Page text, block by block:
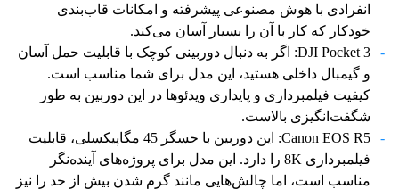
انفرادی با هوش مصنوعی پیشرفته و امکانات قاب‌بندی
خودکار که کار با آن را بسیار آسان می‌کند.
DJI Pocket 3: اگر به دنبال دوربینی کوچک با قابلیت حمل آسان
و گیمبال داخلی هستید، این مدل برای شما مناسب است.
کیفیت فیلمبرداری و پایداری ویدئوها در این دوربین به طور
شگفت‌انگیزی بالاست.
Canon EOS R5: این دوربین با حسگر 45 مگاپیکسلی، قابلیت
فیلمبرداری 8K را دارد. این مدل برای پروژه‌های آینده‌نگر
مناسب است، اما چالش‌هایی مانند گرم شدن بیش از حد را نیز